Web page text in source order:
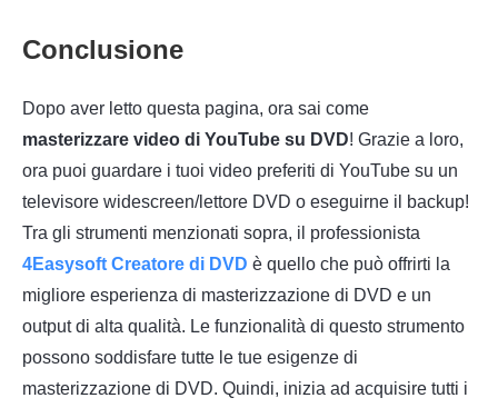
Conclusione
Dopo aver letto questa pagina, ora sai come
masterizzare video di YouTube su DVD! Grazie a loro,
ora puoi guardare i tuoi video preferiti di YouTube su un
televisore widescreen/lettore DVD o eseguirne il backup!
Tra gli strumenti menzionati sopra, il professionista
4Easysoft Creatore di DVD è quello che può offrirti la
migliore esperienza di masterizzazione di DVD e un
output di alta qualità. Le funzionalità di questo strumento
possono soddisfare tutte le tue esigenze di
masterizzazione di DVD. Quindi, inizia ad acquisire tutti i